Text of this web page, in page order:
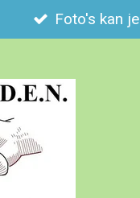
Foto's kan